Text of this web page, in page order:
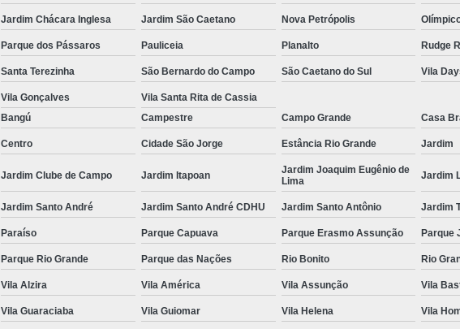
Espelho São
Espelho de
Espelho
Espelho Moderno
Espelho
Espelho de
Espelho Decorativo
Espelho Grande para
Espelho para
Jardim Chácara Inglesa Jardim São Caetano Nova Petrópolis
Parque dos Pássaros Pauliceia Planalto Rudge
Santa Terezinha São Bernardo do Campo São Caetano do Sul Vila
Vila Gonçalves
Vila Santa Rita de Cassia
Bangú Campestre Campo Grande Casa
Centro Cidade São Jorge Estância Rio Grande Jardim
Jardim Clube de Campo Jardim Itapoan
Jardim Joaquim Eugênio de
Lima
Jardim
Jardim Santo André Jardim Santo André CDHU Jardim Santo Antônio Jardim
Paraíso Parque Capuava Parque Erasmo Assunção Parque
Parque Rio Grande Parque das Nações Rio Bonito Rio
Vila Alzira Vila América Vila Assunção Vila
Vila Guaraciaba Vila Guiomar Vila Helena Vila